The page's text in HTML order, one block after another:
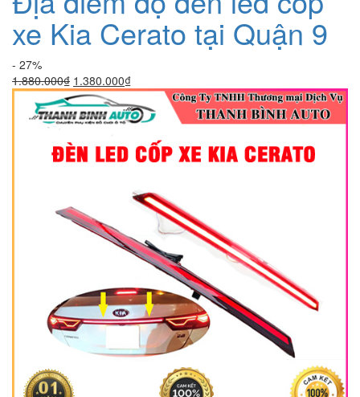
xe Kia Cerato tại Quận 9
- 27%
1.880.000₫ Giá
gốc
là:
1.880.000₫.
1.380.000₫Giá
hiện
tại
là:
1.380.000₫.